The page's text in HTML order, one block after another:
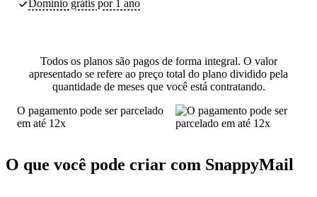
Domínio grátis por 1 ano
Todos os planos são pagos de forma integral. O valor
apresentado se refere ao preço total do plano dividido pela
quantidade de meses que você está contratando.
O pagamento pode ser parcelado
em até 12x
O que você pode criar com SnappyMail